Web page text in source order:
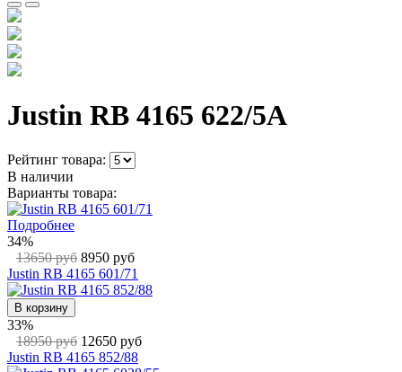
Justin RB 4165 622/5A
Рейтинг товара:
В наличии
Варианты товара:
Подробнее
34%
13650 руб 8950 руб
Justin RB 4165 601/71
В корзину
33%
18950 руб 12650 руб
Justin RB 4165 852/88